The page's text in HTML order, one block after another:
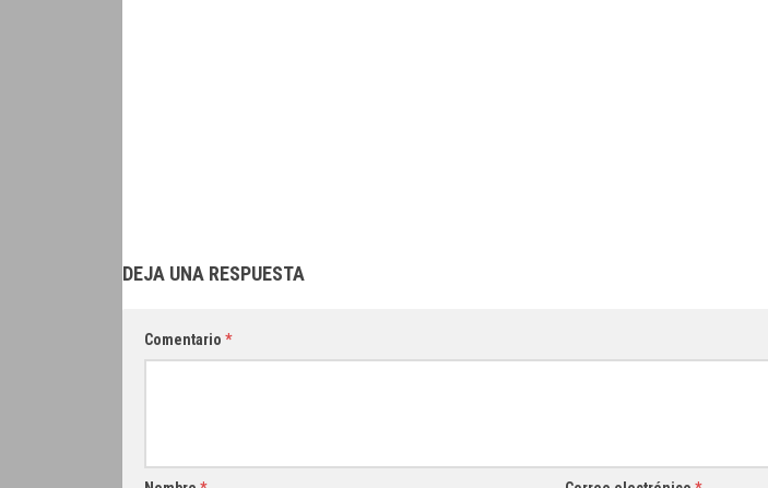
DEJA UNA RESPUESTA
Comentario *